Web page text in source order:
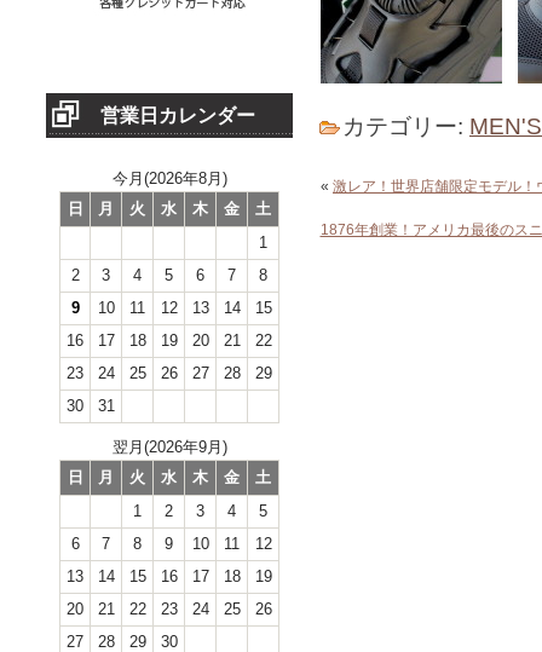
営業日カレンダー
今月(2026年8月)
日
月 火 水 木 金
土
1
2
3 4 5 6 7
8
9
10 11 12 13 14
15
16
17 18 19 20 21
22
23
24 25 26 27 28
29
30
31
翌月(2026年9月)
日
月 火 水 木 金
土
1
2 3 4
5
6
7 8 9 10 11
12
13
14 15 16 17 18
19
20
21 22 23 24 25
26
27
28 29 30
カテゴリー:
« 激レア！世界店舗限定モデル
1876年創業！アメリカ最後のス